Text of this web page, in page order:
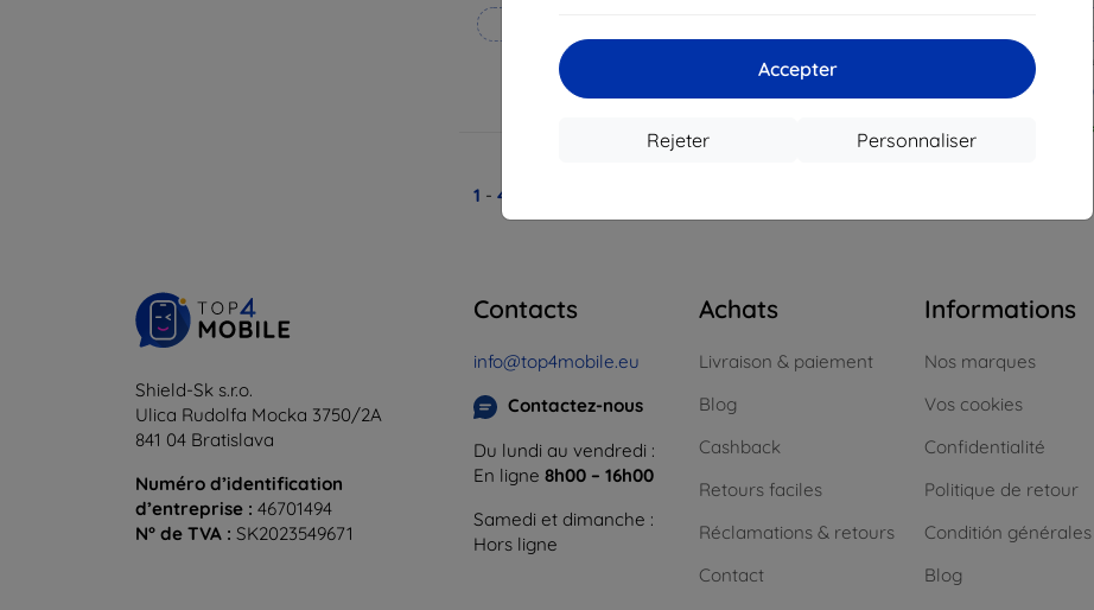
Accepter
Personnaliser
Rejeter
17,90 €
16,12 €
13,90 €
12,50 €
Fabriqué
En stock
1 - 4
Shield-Sk s.r.o.
Ulica Rudolfa Mocka 3750/2A
841 04 Bratislava
Numéro d’identification
d’entreprise : 46701494
N° de TVA : SK2023549671
Contacts
info@top4mobile.eu
Contactez-nous
Du lundi au vendredi :
En ligne 8h00 – 16h00
Samedi et dimanche :
Hors ligne
Achats
Livraison & paiement
Blog
Cashback
Retours faciles
Réclamations & retours
Contact
Informations
Nos marques
Vos cookies
Confidentialité
Politique de retour
Conditión générales
Blog